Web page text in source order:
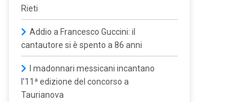
Rieti
Addio a Francesco Guccini: il
cantautore si è spento a 86 anni
I madonnari messicani incantano
l’11ª edizione del concorso a
Taurianova